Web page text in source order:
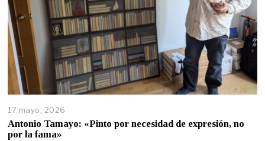
17 mayo, 2026
Antonio Tamayo: «Pinto por necesidad de expresión, no
por la fama»